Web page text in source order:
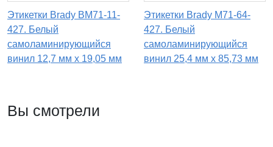
Этикетки Brady BM71-11-
427. Белый
самоламинирующийся
винил 12,7 мм х 19,05 мм
Этикетки Brady M71-64-
427. Белый
самоламинирующийся
винил 25,4 мм х 85,73 мм
Вы смотрели